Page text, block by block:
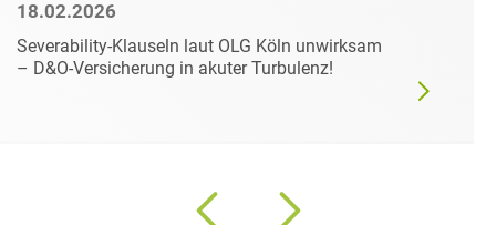
18.02.2026
Severability-Klauseln laut OLG Köln unwirksam
– D&O-Versicherung in akuter Turbulenz!